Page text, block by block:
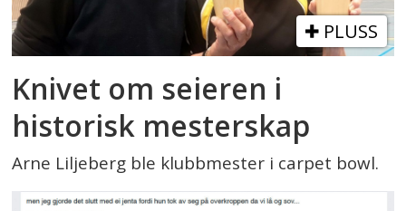
PLUSS
Knivet om seieren i
historisk mesterskap
Arne Liljeberg ble klubbmester i carpet bowl.